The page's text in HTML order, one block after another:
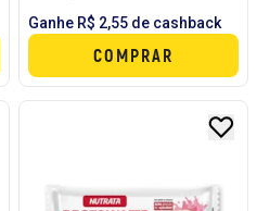
Ganhe R$ 2,55 de cashback
COMPRAR